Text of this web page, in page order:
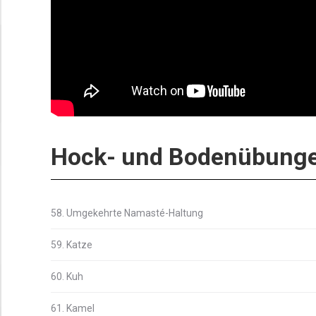
Hock- und
58. Umgekehrte Namasté-Haltung
59. Katze
60. Kuh
61. Kamel